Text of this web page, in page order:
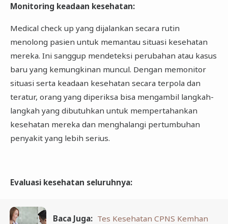
Monitoring keadaan kesehatan:
Medical check up yang dijalankan secara rutin
menolong pasien untuk memantau situasi kesehatan
mereka. Ini sanggup mendeteksi perubahan atau kasus
baru yang kemungkinan muncul. Dengan memonitor
situasi serta keadaan kesehatan secara terpola dan
teratur, orang yang diperiksa bisa mengambil langkah-
langkah yang dibutuhkan untuk mempertahankan
kesehatan mereka dan menghalangi pertumbuhan
penyakit yang lebih serius.
Evaluasi kesehatan seluruhnya:
Baca Juga: Tes Kesehatan CPNS Kemhan